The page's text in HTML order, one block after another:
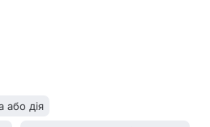
або дія